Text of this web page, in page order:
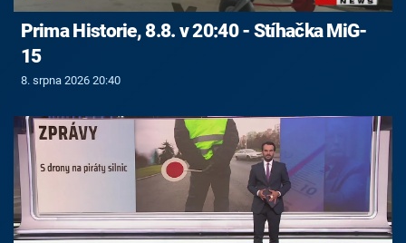
Prima Historie, 8.8. v 20:40 - Stíhačka MiG-
15
8. srpna 2026 20:40